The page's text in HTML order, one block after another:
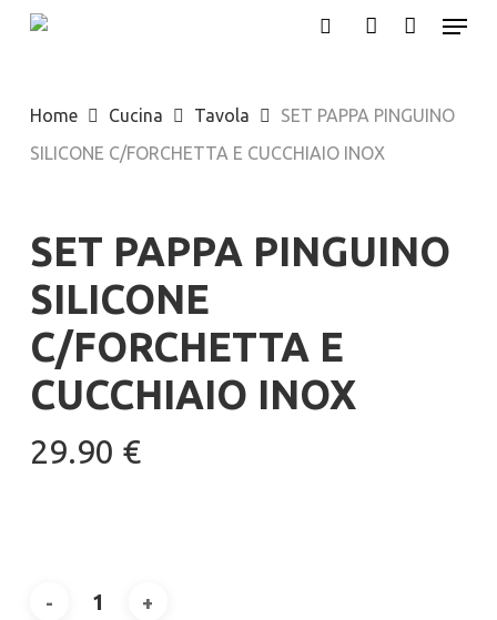
Skip
content
Menu
Home Cucina Tavola
SET PAPPA PINGUINO
SILICONE C/FORCHETTA E CUCCHIAIO INOX
SET PAPPA PINGUINO
SILICONE
C/FORCHETTA E
CUCCHIAIO INOX
29.90 €